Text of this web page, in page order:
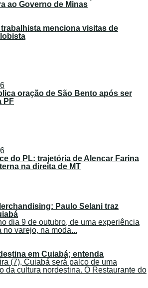
ao Governo de Minas
menciona visitas de
oração de São Bento após ser
PF
do PL: trajetória de Alencar Farina
na direita de MT
Paulo Selani traz
dia 9 de outubro, de uma experiência
no varejo, na moda...
em Cuiabá; entenda
(7), Cuiabá será palco de uma
da cultura nordestina. O Restaurante do